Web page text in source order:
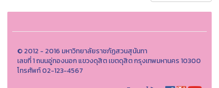
© 2012 - 2016 มหาวิทยาลัยราชภัฏสวนสุนันทา
เลขที่ 1 ถนนอู่ทองนอก แขวงดุสิต เขตดุสิต กรุงเทพมหานคร 10300
โทรศัพท์ 02-123-4567